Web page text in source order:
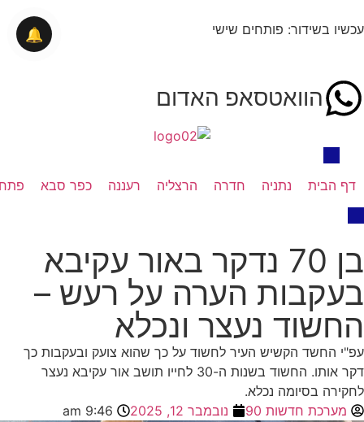
עכשיו בשידור: פותחים שישי
הוואטסאפ האדום
דף הבית נתניה חדרה הרצליה רעננה כפר סבא
בן 70 נדקר באור עקיבא
בעקבות הערה על רעש –
החשוד נעצר ונכלא
עפ"י החשד הקשיש העיר לחשוד על כך שהוא צועק ובעקבות כך
דקר אותו. החשוד בשנות ה-30 לחייו תושב אור עקיבא נעצר
לחקירה בסיומה נכלא.
מערכת חדשות 90
נובמבר 12, 2025 9:46 am
🔔